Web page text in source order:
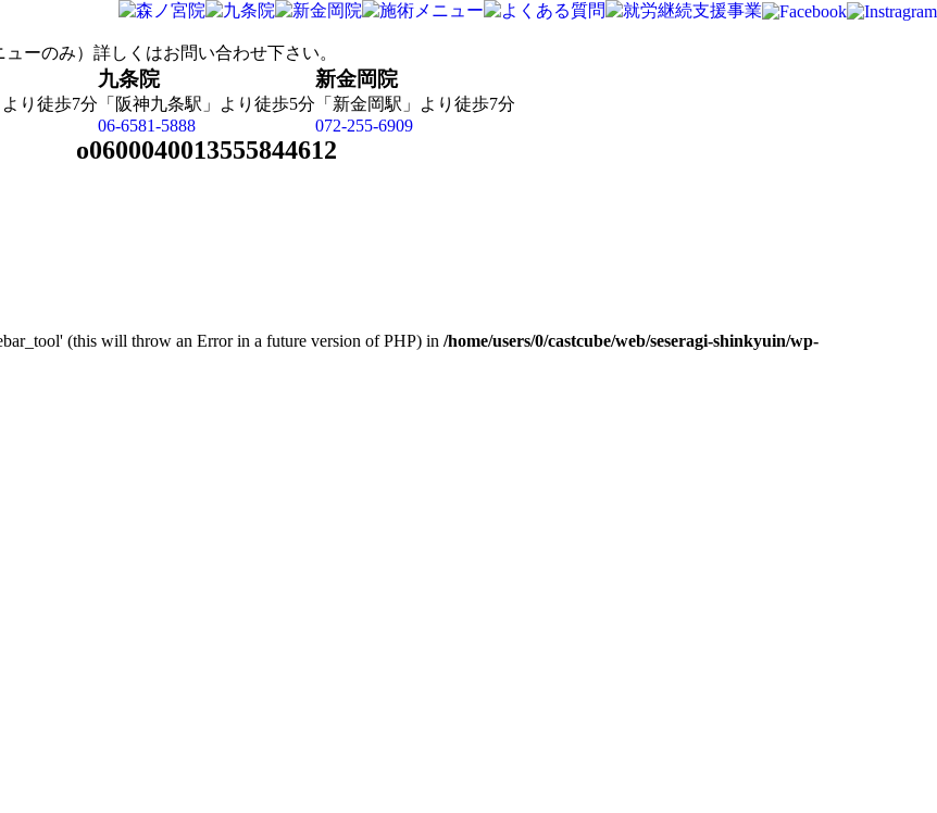
より徒歩7分
九条院
「阪神九条駅」より徒歩5分
06-6581-5888
新金岡院
「新金岡駅」より徒歩7分
072-255-6909
o0600040013555844612
(this will throw an Error in a future version of PHP) in /home/users/0/castcube/web/seseragi-shinkyuin/wp-